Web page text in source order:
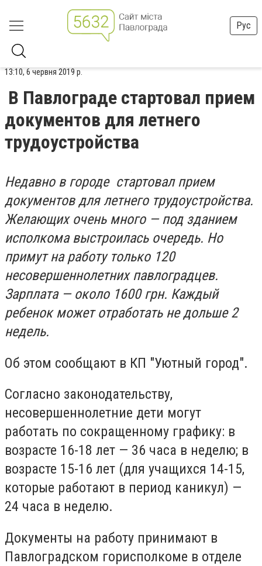
Рус
13:10, 6 червня 2019 р.
В Павлограде стартовал прием
документов для летнего
трудоустройства
Недавно в городе стартовал прием
документов для летнего трудоустройства.
Желающих очень много — под зданием
исполкома выстроилась очередь. Но
примут на работу только 120
несовершеннолетних павлоградцев.
Зарплата — около 1600 грн. Каждый
ребенок может отработать не дольше 2
недель.
Об этом сообщают в КП "Уютный город".
Согласно законодательству,
несовершеннолетние дети могут
работать по сокращенному графику: в
возрасте 16-18 лет — 36 часа в неделю; в
возрасте 15-16 лет (для учащихся 14-15,
которые работают в период каникул) —
24 часа в неделю.
Документы на работу принимают в
Павлоградском горисполкоме в отделе